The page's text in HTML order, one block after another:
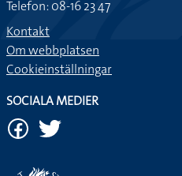
Telefon: 08-16 23 47
Kontakt
Om webbplatsen
Cookieinställningar
SOCIALA MEDIER